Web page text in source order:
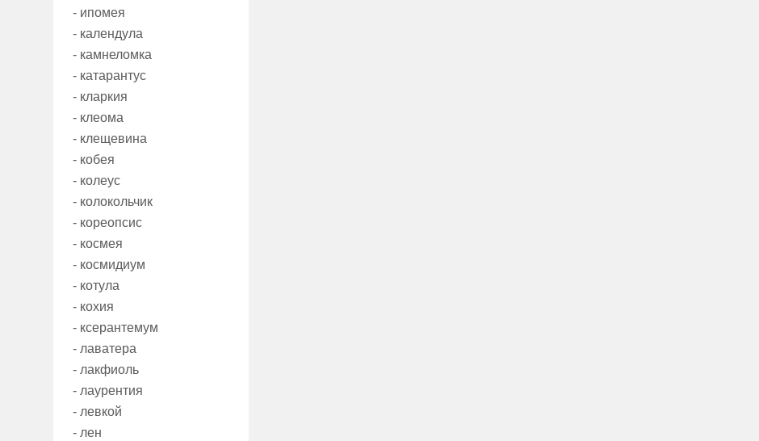
- ипомея
- календула
- камнеломка
- катарантус
- кларкия
- клеома
- клещевина
- кобея
- колеус
- колокольчик
- кореопсис
- космея
- космидиум
- котула
- кохия
- ксерантемум
- лаватера
- лакфиоль
- лаурентия
- левкой
- лен